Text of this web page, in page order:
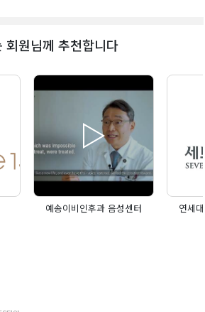
회원님께 추천합니다
예송이비인후과 음성센터 연세